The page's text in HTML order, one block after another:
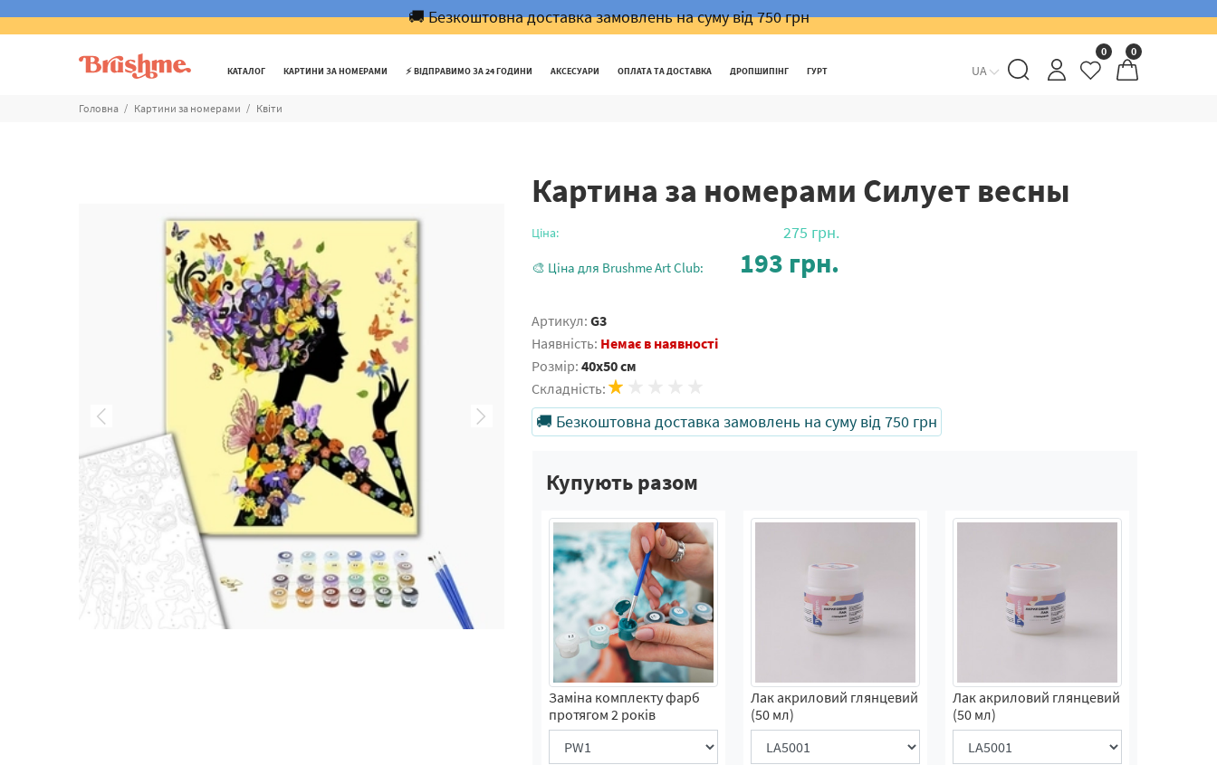
🚚 Безкоштовна доставка замовлень на суму від 750 грн
КАТАЛОГ КАРТИНИ ЗА НОМЕРАМИ ⚡️ ВІДПРАВИМО ЗА 24 ГОДИНИ АКСЕСУАРИ ОПЛАТА ТА ДОСТАВКА ДРОПШИПІНГ ГУРТ UA
0 0
Головна Картини за номерами Квіти
Картина за номерами Силует весны
Ціна: 275 грн.
🎨 Ціна для Brushme Art Club: 193 грн.
Артикул: G3
Наявність: Немає в наявності
Розмір: 40x50 см
Складність:
🚚 Безкоштовна доставка замовлень на суму від 750 грн
Купують разом
Заміна комплекту фарб
протягом 2 років
Лак акриловий глянцевий
(50 мл)
Лак акриловий глянцевий
(50 мл)